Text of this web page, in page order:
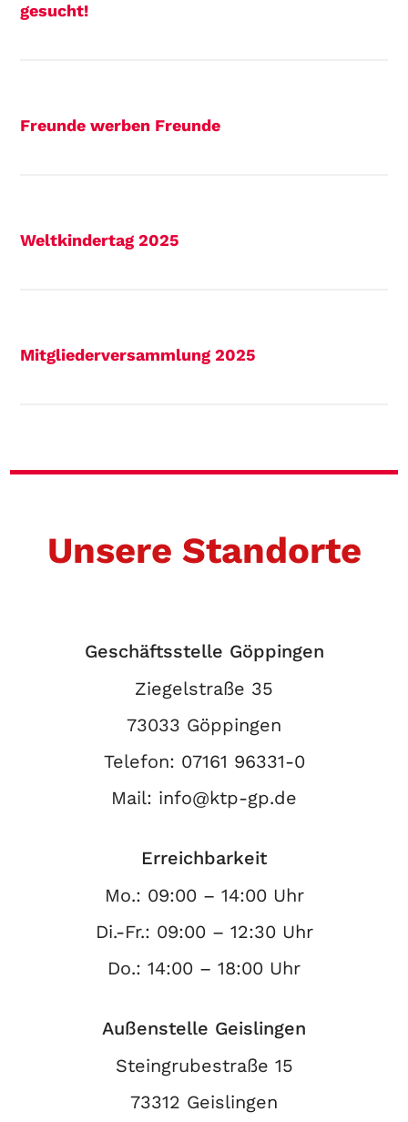
gesucht!
Freunde werben Freunde
Weltkindertag 2025
Mitgliederversammlung 2025
Unsere Standorte
Geschäftsstelle Göppingen
Ziegelstraße 35
73033 Göppingen
Telefon: 07161 96331-0
Mail: info@ktp-gp.de
Erreichbarkeit
Mo.: 09:00 – 14:00 Uhr
Di.-Fr.: 09:00 – 12:30 Uhr
Do.: 14:00 – 18:00 Uhr
Außenstelle Geislingen
Steingrubestraße 15
73312 Geislingen